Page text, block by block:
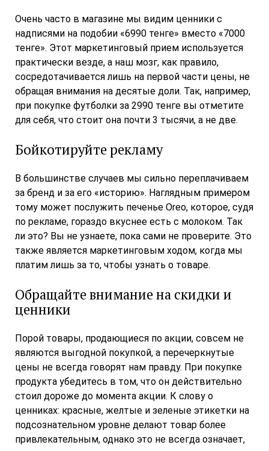
Очень часто в магазине мы видим ценники с
надписями на подобии «6990 тенге» вместо «7000
тенге». Этот маркетинговый прием используется
практически везде, а наш мозг, как правило,
сосредотачивается лишь на первой части цены, не
обращая внимания на десятые доли. Так, например,
при покупке футболки за 2990 тенге вы отметите
для себя, что стоит она почти 3 тысячи, а не две.
Бойкотируйте рекламу
В большинстве случаев мы сильно переплачиваем
за бренд и за его «историю». Наглядным примером
тому может послужить печенье Oreo, которое, судя
по рекламе, гораздо вкуснее есть с молоком. Так
ли это? Вы не узнаете, пока сами не проверите. Это
также является маркетинговым ходом, когда мы
платим лишь за то, чтобы узнать о товаре.
Обращайте внимание на скидки и
ценники
Порой товары, продающиеся по акции, совсем не
являются выгодной покупкой, а перечеркнутые
цены не всегда говорят нам правду. При покупке
продукта убедитесь в том, что он действительно
стоил дороже до момента акции. К слову о
ценниках: красные, желтые и зеленые этикетки на
подсознательном уровне делают товар более
привлекательным, однако это не всегда означает,